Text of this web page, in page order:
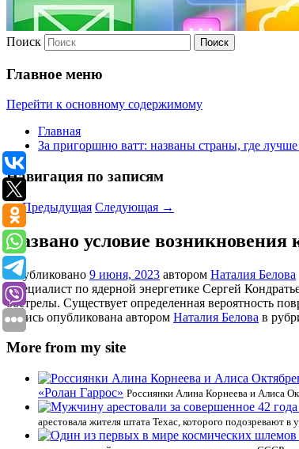
Поиск
Главное меню
Перейти к основному содержимому
Главная
За пригоршню ватт: названы страны, где лучше
Навигация по записям
←Предыдущая Следующая →
Названо условие
Опубликовано 9 июня, 2023 автором Наталия Белова
Специалист по ядерной энергетике Сергей
обстрелы. Существует определенная вероятность
Запись опубликована автором Наталия Белова в
More from my site
«Ролан Гаррос» Россиянки Алина Корнеева и Алиса
арестовала жителя штата Техас, которого подозревают